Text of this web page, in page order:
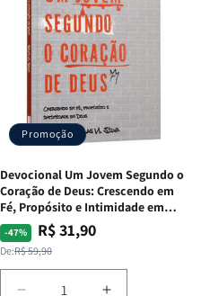
da
Bíblia
Equipe
Teológica
Penkal
da
Bíblia
|
Equipe
Teológica
Penkal
Promoção
Devocional Um Jovem Segundo o
Coração de Deus: Crescendo em
Fé, Propósito e Intimidade em
Deus
-47%
Preço
normal
De:R$ 59,90
Preço
promocional
R$ 31,90